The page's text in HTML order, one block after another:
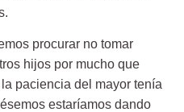
procurar no tomar
hijos por mucho que
paciencia del mayor tenía
estaríamos dando